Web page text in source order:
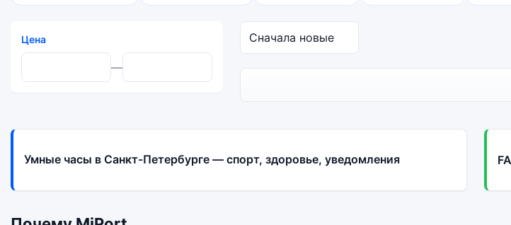
Цена
—
Умные часы в Санкт-Петербурге — спорт, здоровье, уведомления